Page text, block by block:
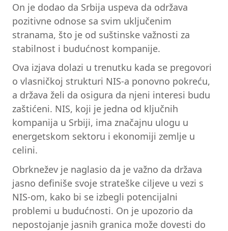
On je dodao da Srbija uspeva da održava
pozitivne odnose sa svim uključenim
stranama, što je od suštinske važnosti za
stabilnost i budućnost kompanije.
Ova izjava dolazi u trenutku kada se pregovori
o vlasničkoj strukturi NIS-a ponovno pokreću,
a država želi da osigura da njeni interesi budu
zaštićeni. NIS, koji je jedna od ključnih
kompanija u Srbiji, ima značajnu ulogu u
energetskom sektoru i ekonomiji zemlje u
celini.
Obrknežev je naglasio da je važno da država
jasno definiše svoje strateške ciljeve u vezi s
NIS-om, kako bi se izbegli potencijalni
problemi u budućnosti. On je upozorio da
nepostojanje jasnih granica može dovesti do